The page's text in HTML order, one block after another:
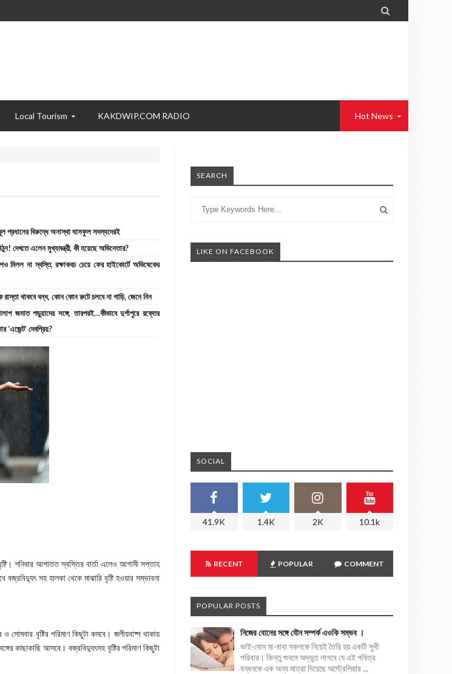

Local Tourism KAKDWIP.COM RADIO Hot News
প্রধানের বিরুদ্ধে অনাস্থা ঘাসফুল সদস্যদেরই
দেখতে এলেন মুখ্যমন্ত্রী, কী হয়েছে অভিনেতার?
মিলল না স্বস্তি, রক্ষাকবচ চেয়ে ফের হাইকোর্টে অভিষেকের
থাকবে বন্ধ, কোন কোন রুটে চলবে না গাড়ি, জেনে নিন
জমাত পড়ুয়াদের সঙ্গে, তারপরই…কীভাবে দুর্গাপুরে রক্তের
‘এজেন্ট’ দেবপ্রিয়?
শনিবার আপাতত স্বস্তির বার্তা এলেও আগামী সপ্তাহ
সহ হালকা থেকে মাঝারি বৃষ্টি হওয়ার সম্ভাবনা
সোমবার বৃষ্টির পরিমাণ কিছুটা কমবে। জলীয়বাষ্প থাকায়
কাছাকাছি আসবে। বজ্রবিদ্যুৎসহ বৃষ্টির পরিমাণ কিছুটা
SEARCH
LIKE ON FACEBOOK
SOCIAL
41.9K 1.4K 2K 10.1k
RECENT POPULAR COMMENT
POPULAR POSTS
নিজের বোনের সঙ্গে যৌন সম্পর্ক এওকি সম্ভব ।
ভাই-বোন মা-বাবা সকলকে নিয়েই তৈরি হয় একটি সুখী
পরিবার। কিন্তু শুনলে অদ্ভুত লাগবে যে এই পবিত্র
বন্ধনকে এক অন্য মাত্রা দিয়েছে অস্ট্রেলিয়ার ...